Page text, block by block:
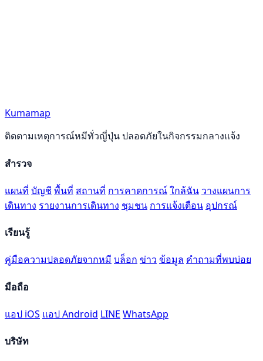
Kumamap
ติดตามเหตุการณ์หมีทั่วญี่ปุ่น ปลอดภัยในกิจกรรมกลางแจ้ง
สำรวจ
แผนที่ บัญชี พื้นที่ สถานที่ การคาดการณ์ใกล้ฉัน วางแผนการ
เดินทาง รายงานการเดินทาง ชุมชน การแจ้งเตือน อุปกรณ์
เรียนรู้
คู่มือความปลอดภัยจากหมี บล็อก ข่าว ข้อมูล คำถามที่พบบ่อย
มือถือ
แอป iOS แอป Android LINE WhatsApp
บริษัท